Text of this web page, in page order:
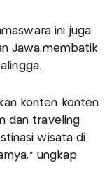
ini juga
Jawa,membatik
konten konten
dan traveling
wisata di
ungkap